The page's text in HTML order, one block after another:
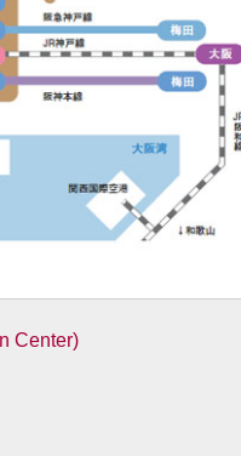
Center)